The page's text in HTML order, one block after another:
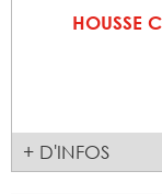
HOUSSE
+ D'INFOS